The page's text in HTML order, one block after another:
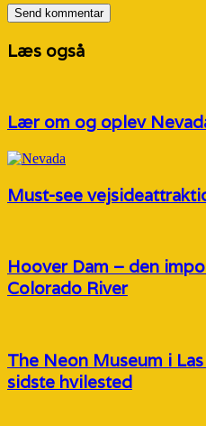
Læs også
Lær om og oplev
Must-see
Hoover Dam – den
Colorado River
The Neon Museum i
sidste hvilested